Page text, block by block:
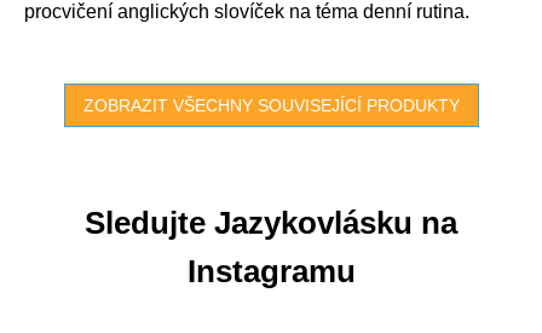
procvičení anglických slovíček na téma denní rutina.
ZOBRAZIT VŠECHNY SOUVISEJÍCÍ PRODUKTY
Sledujte Jazykovlásku na
Instagramu